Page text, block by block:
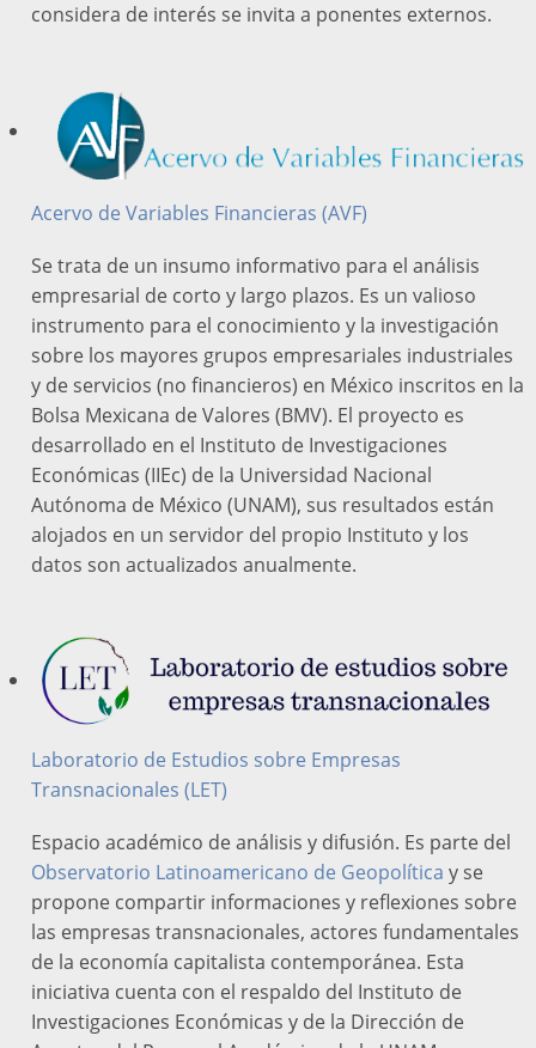
considera de interés se invita a ponentes externos.
Acervo de Variables Financieras (AVF)
Se trata de un insumo informativo para el análisis
empresarial de corto y largo plazos. Es un valioso
instrumento para el conocimiento y la investigación
sobre los mayores grupos empresariales industriales
y de servicios (no financieros) en México inscritos en la
Bolsa Mexicana de Valores (BMV). El proyecto es
desarrollado en el Instituto de Investigaciones
Económicas (IIEc) de la Universidad Nacional
Autónoma de México (UNAM), sus resultados están
alojados en un servidor del propio Instituto y los
datos son actualizados anualmente.
Laboratorio de Estudios sobre Empresas
Transnacionales (LET)
Espacio académico de análisis y difusión. Es parte del
Observatorio Latinoamericano de Geopolítica y se
propone compartir informaciones y reflexiones sobre
las empresas transnacionales, actores fundamentales
de la economía capitalista contemporánea. Esta
iniciativa cuenta con el respaldo del Instituto de
Investigaciones Económicas y de la Dirección de